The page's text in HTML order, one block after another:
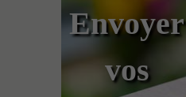
Envoyer
vos